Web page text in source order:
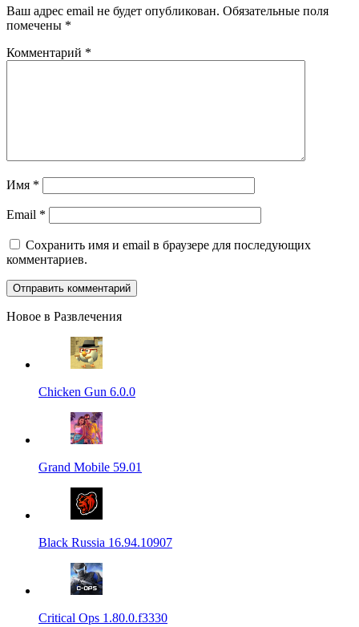
Ваш адрес email не будет опубликован. Обязательные поля
помечены *
Комментарий *
Имя *
Email *
Сохранить имя и email в браузере для последующих
комментариев.
Новое в Развлечения
Chicken Gun 6.0.0
Grand Mobile 59.01
Black Russia 16.94.10907
Critical Ops 1.80.0.f3330